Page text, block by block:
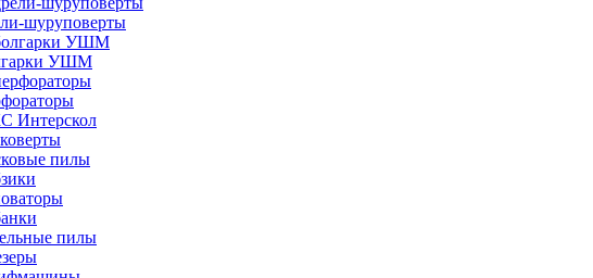
шуруповерты
УШМ
Интерскол
пилы
пилы